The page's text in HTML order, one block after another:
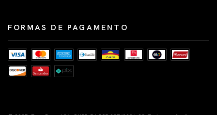
FORMAS DE PAGAMENTO